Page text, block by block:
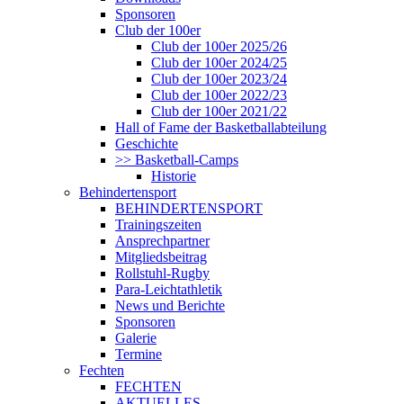
Sponsoren
Club der 100er
Club der 100er 2025/26
Club der 100er 2024/25
Club der 100er 2023/24
Club der 100er 2022/23
Club der 100er 2021/22
Hall of Fame der Basketballabteilung
Geschichte
>> Basketball-Camps
Historie
Behindertensport
BEHINDERTENSPORT
Trainingszeiten
Ansprechpartner
Mitgliedsbeitrag
Rollstuhl-Rugby
Para-Leichtathletik
News und Berichte
Sponsoren
Galerie
Termine
Fechten
FECHTEN